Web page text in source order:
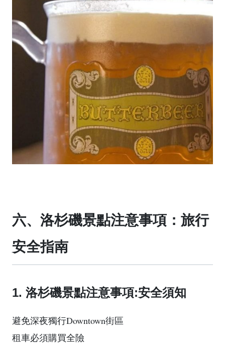
六、洛杉磯景點注意事項：旅行
安全指南
1. 洛杉磯景點注意事項:安全須知
避免深夜獨行Downtown街區
租車必須購買全險